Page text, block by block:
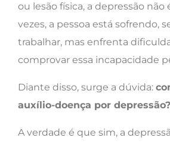
ou lesão física, a depressão não
vezes, a pessoa está sofrendo,
trabalhar, mas enfrenta
comprovar essa incapacidade
Diante disso, surge a dúvida:
auxílio-doença por depressão?
A verdade é que sim, a